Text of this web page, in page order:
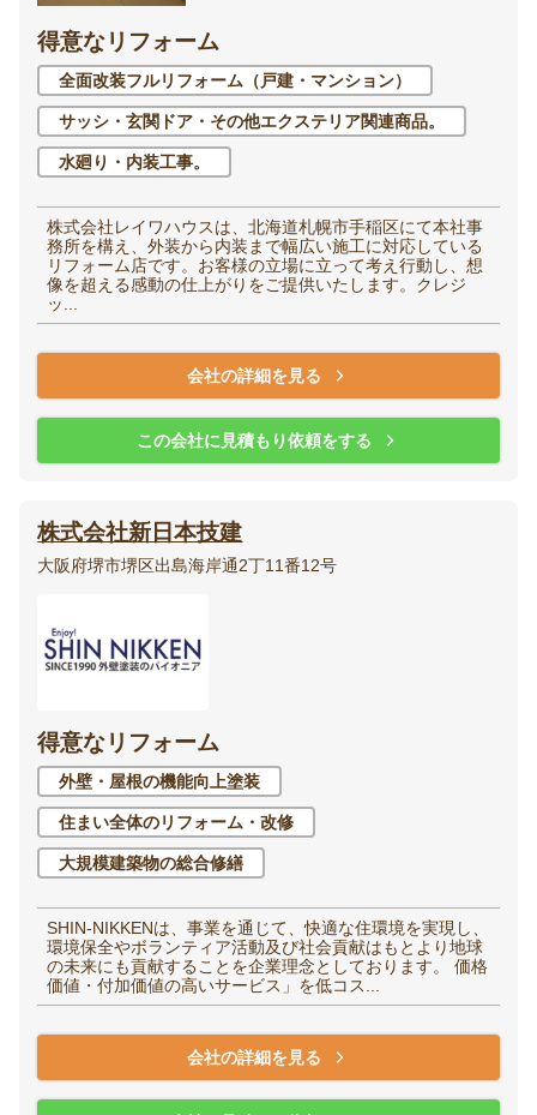
得意なリフォーム
全面改装フルリフォーム（戸建・マンション）
サッシ・玄関ドア・その他エクステリア関連商品。
水廻り・内装工事。
株式会社レイワハウスは、北海道札幌市手稲区にて本社事
務所を構え、外装から内装まで幅広い施工に対応している
リフォーム店です。お客様の立場に立って考え行動し、想
像を超える感動の仕上がりをご提供いたします。クレジ
ッ...
会社の詳細を見る
この会社に見積もり依頼をする
株式会社新日本技建
大阪府堺市堺区出島海岸通2丁11番12号
得意なリフォーム
外壁・屋根の機能向上塗装
住まい全体のリフォーム・改修
大規模建築物の総合修繕
SHIN-NIKKENは、事業を通じて、快適な住環境を実現し、
環境保全やボランティア活動及び社会貢献はもとより地球
の未来にも貢献することを企業理念としております。 価格
価値・付加価値の高いサービス」を低コス...
会社の詳細を見る